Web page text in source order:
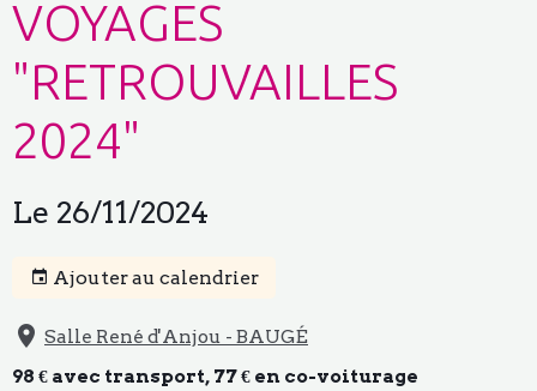
VOYAGES
"RETROUVAILLES
2024"
Le 26/11/2024
Ajouter au calendrier
Salle René d'Anjou - BAUGÉ
98 € avec transport, 77 € en co-voiturage